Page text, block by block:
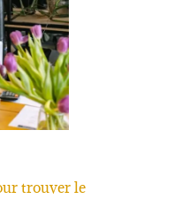
trouver le